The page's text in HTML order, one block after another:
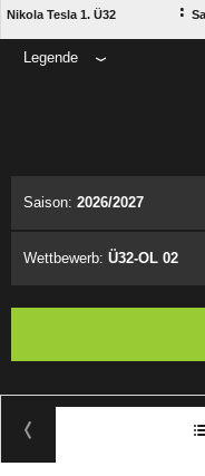
Nikola Tesla 1. Ü32 :
Legende
Saison: 2026/2027
Wettbewerb: Ü32-OL 02